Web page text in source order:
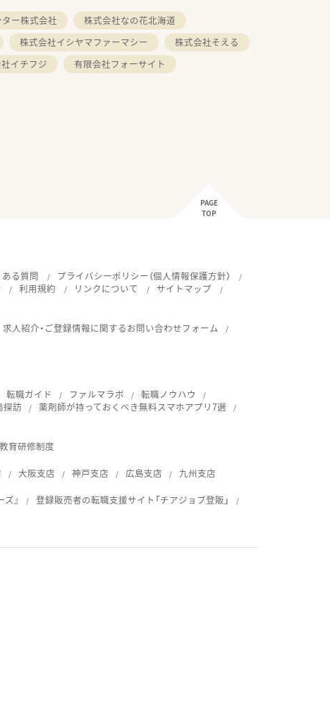
ー株式会社
株式会社なの花北海道
株式会社イシヤマファーマシー
株式会社そえる
イチフジ
有限会社フォーサイト
PAGE
TOP
る質問
プライバシーポリシー（個人情報保護方針）
利用規約 リンクについて
サイトマップ
求人紹介・ご登録情報に関するお問い合わせフォーム
転職ガイド ファルマラボ
転職ノウハウ
探訪
薬剤師が持っておくべき無料スマホアプリ7選
教育研修制度
大阪支店 神戸支店 広島支店 九州支店
』
登録販売者の転職支援サイト「チアジョブ登販」